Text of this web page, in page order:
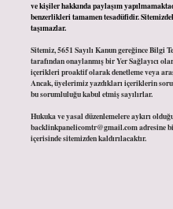
ve kişiler hakkında paylaşım
benzerlikleri tamamen tesadüfidir.
taşımazlar.
Sitemiz, 5651 Sayılı Kanun gereğince
tarafından onaylanmış bir Yer Sağlayıcı
içerikleri proaktif olarak denetleme veya
Ancak, üyelerimiz yazdıkları içeriklerin
bu sorumluluğu kabul etmiş sayılırlar.
Hukuka ve yasal düzenlemelere aykırı
backlinkpanelicomtr@gmail.comadresine
içerisinde sitemizden kaldırılacaktır.